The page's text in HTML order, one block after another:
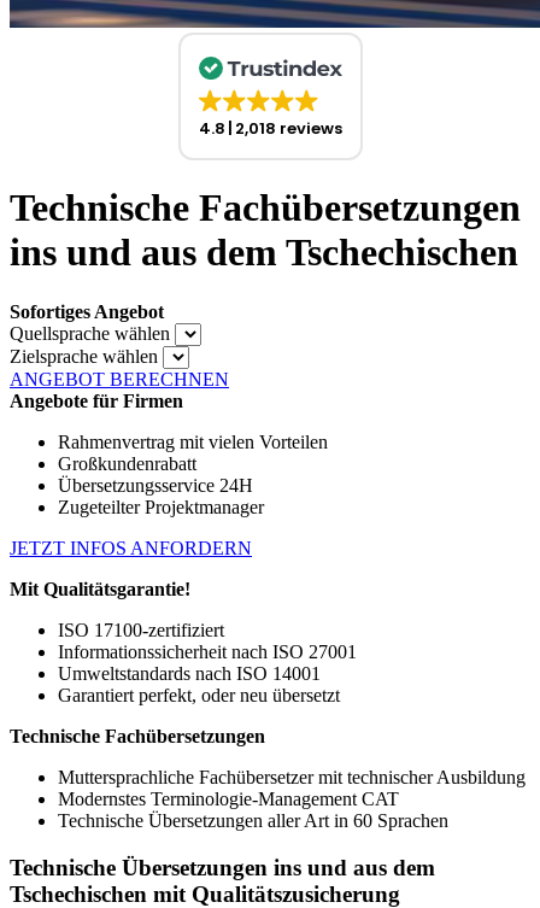
4.8 2,018 reviews
Technische Fachübersetzungen
ins und aus dem Tschechischen
Sofortiges Angebot
Quellsprache wählen
Zielsprache wählen
ANGEBOT BERECHNEN
Angebote für Firmen
Rahmenvertrag mit vielen Vorteilen
Großkundenrabatt
Übersetzungsservice 24H
Zugeteilter Projektmanager
JETZT INFOS ANFORDERN
Mit Qualitätsgarantie!
ISO 17100-zertifiziert
Informationssicherheit nach ISO 27001
Umweltstandards nach ISO 14001
Garantiert perfekt, oder neu übersetzt
Technische Fachübersetzungen
Muttersprachliche Fachübersetzer mit technischer Ausbildung
Modernstes Terminologie-Management CAT
Technische Übersetzungen aller Art in 60 Sprachen
Technische Übersetzungen ins und aus dem
Tschechischen mit Qualitätszusicherung